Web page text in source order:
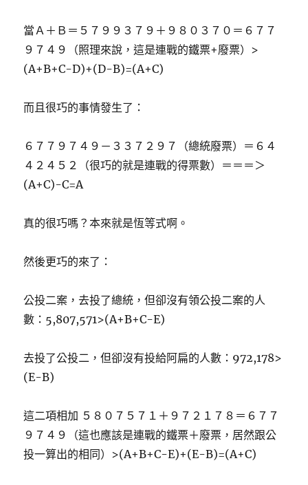
當Ａ＋Ｂ＝５７９９３７９＋９８０３７０＝６７７
９７４９（照理來說，這是連戰的鐵票+廢票）>
(A+B+C-D)+(D-B)=(A+C)
而且很巧的事情發生了：
６７７９７４９－３３７２９７（總統廢票）＝６４
４２４５２（很巧的就是連戰的得票數）＝＝＝＞
(A+C)-C=A
真的很巧嗎？本來就是恆等式啊。
然後更巧的來了：
公投二案，去投了總統，但卻沒有領公投二案的人
數：5,807,571>(A+B+C-E)
去投了公投二，但卻沒有投給阿扁的人數：972,178>
(E-B)
這二項相加 ５８０７５７１＋９７２１７８＝６７７
９７４９（這也應該是連戰的鐵票＋廢票，居然跟公
投一算出的相同）>(A+B+C-E)+(E-B)=(A+C)